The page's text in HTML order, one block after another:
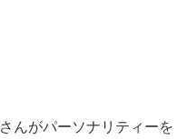
さんがパーソナリティーを